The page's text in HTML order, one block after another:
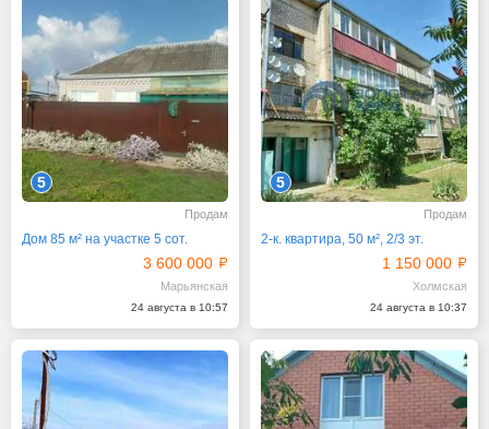
5
Продам
Дом 85 м² на участке 5 сот.
3 600 000
Марьянская
24 августа в 10:57
5
Продам
2-к. квартира, 50 м², 2/3 эт.
1 150 000
Холмская
24 августа в 10:37